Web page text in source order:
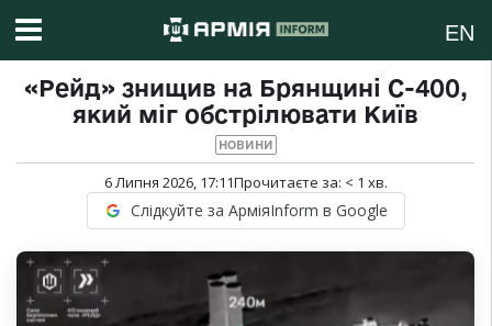
EN
«Рейд» знищив на Брянщині С-400,
який міг обстрілювати Київ
НОВИНИ
6 Липня 2026, 17:11Прочитаєте за: < 1 хв.
Слідкуйте за АрміяInform в Google